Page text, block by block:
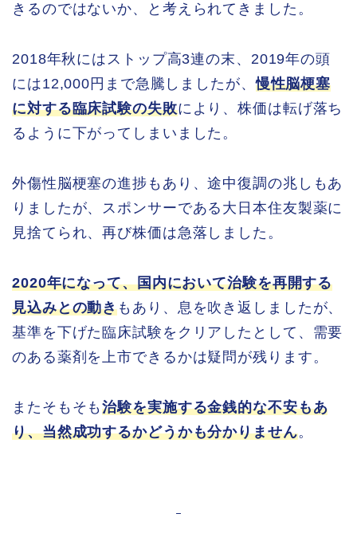
きるのではないか、と考えられてきました。
2018年秋にはストップ高3連の末、2019年の頭
には12,000円まで急騰しましたが、慢性脳梗塞
に対する臨床試験の失敗により、株価は転げ落ち
るように下がってしまいました。
外傷性脳梗塞の進捗もあり、途中復調の兆しもあ
りましたが、スポンサーである大日本住友製薬に
見捨てられ、再び株価は急落しました。
2020年になって、国内において治験を再開する
見込みとの動きもあり、息を吹き返しましたが、
基準を下げた臨床試験をクリアしたとして、需要
のある薬剤を上市できるかは疑問が残ります。
またそもそも治験を実施する金銭的な不安もあ
り、当然成功するかどうかも分かりません。